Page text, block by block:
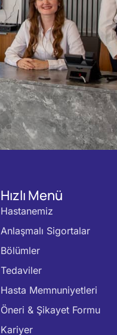
Hızlı Menü
Hastanemiz
Anlaşmalı Sigortalar
Bölümler
Tedaviler
Hasta Memnuniyetleri
Öneri & Şikayet Formu
Kariyer